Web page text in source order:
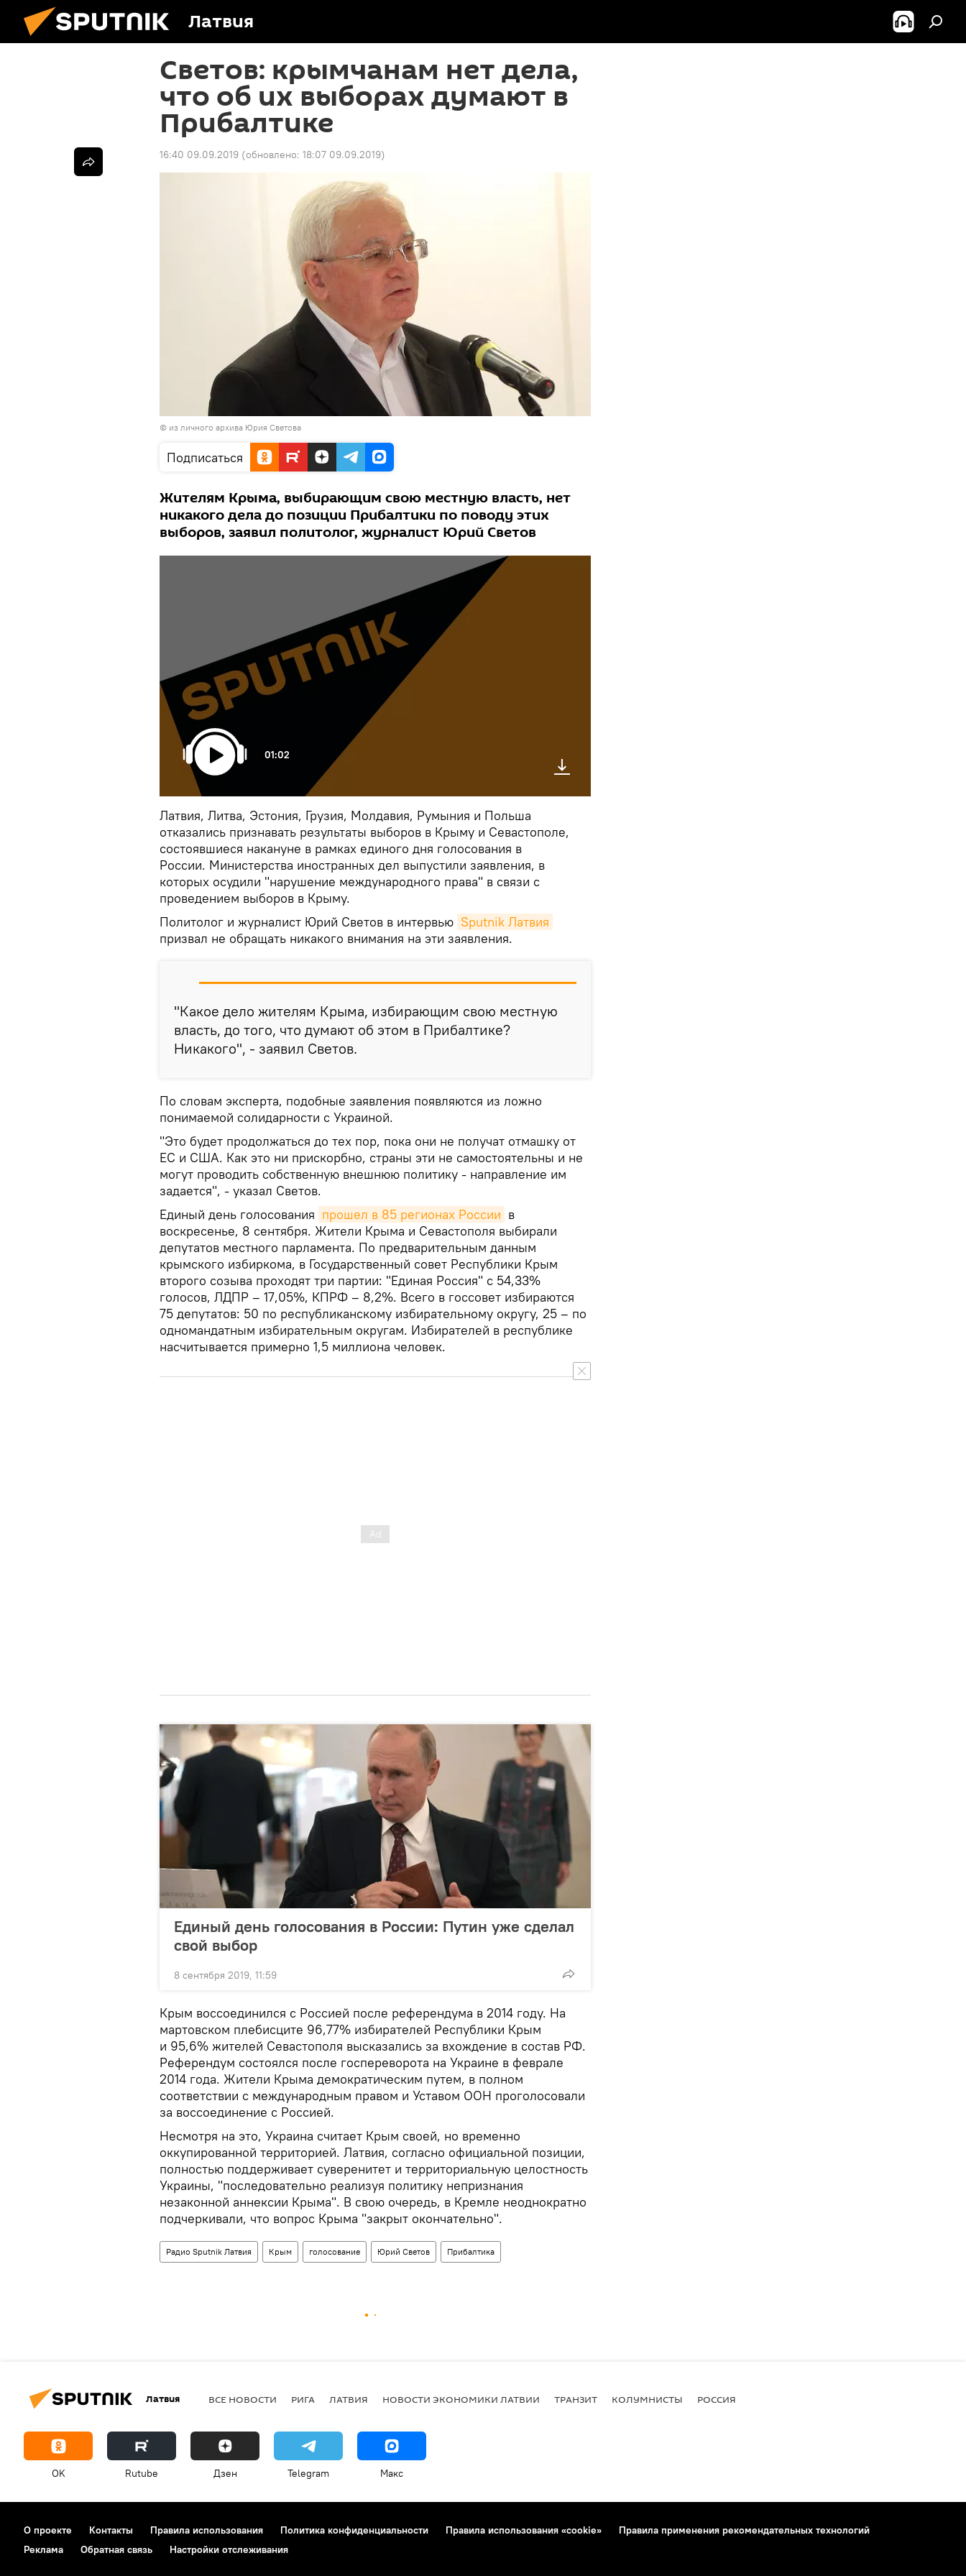
Латвия
Светов: крымчанам нет дела,
что об их выборах думают в
Прибалтике
16:40 09.09.2019 (обновлено: 18:07 09.09.2019)
© из личного архива Юрия Светова
Подписаться
Жителям Крыма, выбирающим свою местную власть, нет
никакого дела до позиции Прибалтики по поводу этих
выборов, заявил политолог, журналист Юрий Светов
01:02
Латвия, Литва, Эстония, Грузия, Молдавия, Румыния и Польша
отказались признавать результаты выборов в Крыму и Севастополе,
состоявшиеся накануне в рамках единого дня голосования в
России. Министерства иностранных дел выпустили заявления, в
которых осудили "нарушение международного права" в связи с
проведением выборов в Крыму.
Политолог и журналист Юрий Светов в интервью Sputnik Латвия
призвал не обращать никакого внимания на эти заявления.
"Какое дело жителям Крыма, избирающим свою местную
власть, до того, что думают об этом в Прибалтике?
Никакого", - заявил Светов.
По словам эксперта, подобные заявления появляются из ложно
понимаемой солидарности с Украиной.
"Это будет продолжаться до тех пор, пока они не получат отмашку от
ЕС и США. Как это ни прискорбно, страны эти не самостоятельны и не
могут проводить собственную внешнюю политику - направление им
задается", - указал Светов.
Единый день голосования прошел в 85 регионах России в
воскресенье, 8 сентября. Жители Крыма и Севастополя выбирали
депутатов местного парламента. По предварительным данным
крымского избиркома, в Государственный совет Республики Крым
второго созыва проходят три партии: "Единая Россия" с 54,33%
голосов, ЛДПР – 17,05%, КПРФ – 8,2%. Всего в госсовет избираются
75 депутатов: 50 по республиканскому избирательному округу, 25 – по
одномандатным избирательным округам. Избирателей в республике
насчитывается примерно 1,5 миллиона человек.
Единый день голосования в России: Путин уже сделал
свой выбор
8 сентября 2019, 11:59
Крым воссоединился с Россией после референдума в 2014 году. На
мартовском плебисците 96,77% избирателей Республики Крым
и 95,6% жителей Севастополя высказались за вхождение в состав РФ.
Референдум состоялся после госпереворота на Украине в феврале
2014 года. Жители Крыма демократическим путем, в полном
соответствии с международным правом и Уставом ООН проголосовали
за воссоединение с Россией.
Несмотря на это, Украина считает Крым своей, но временно
оккупированной территорией. Латвия, согласно официальной позиции,
полностью поддерживает суверенитет и территориальную целостность
Украины, "последовательно реализуя политику непризнания
незаконной аннексии Крыма". В свою очередь, в Кремле неоднократно
подчеркивали, что вопрос Крыма "закрыт окончательно".
Радио Sputnik Латвия Крым голосование Юрий Светов Прибалтика
Латвия ВСЕ НОВОСТИ РИГА ЛАТВИЯ НОВОСТИ ЭКОНОМИКИ ЛАТВИИ ТРАНЗИТ КОЛУМНИСТЫ РОССИЯ
OK Rutube Дзен Telegram Макс
О проекте Контакты Правила использования Политика конфиденциальности Правила использования «cookie»
Правила применения рекомендательных технологий
Реклама
Обратная связь Настройки отслеживания